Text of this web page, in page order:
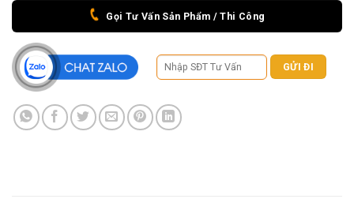
Gọi Tư Vấn Sản Phẩm / Thi Công